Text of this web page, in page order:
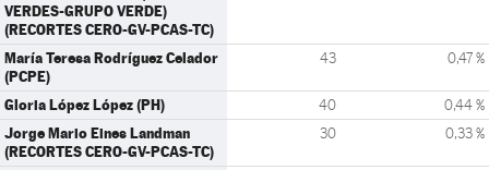
VERDES-GRUPO VERDE)
(RECORTES CERO-GV-PCAS-TC)
María Teresa Rodríguez Celador
(PCPE)
43 0,47 %
Gloria López López (PH) 40 0,44 %
Jorge Mario Eines Landman
(RECORTES CERO-GV-PCAS-TC)
30 0,33 %